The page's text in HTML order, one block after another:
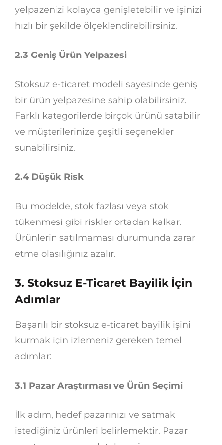
yelpazenizi kolayca genişletebilir ve işinizi
hızlı bir şekilde ölçeklendirebilirsiniz.
2.3 Geniş Ürün Yelpazesi
Stoksuz e-ticaret modeli sayesinde geniş
bir ürün yelpazesine sahip olabilirsiniz.
Farklı kategorilerde birçok ürünü satabilir
ve müşterilerinize çeşitli seçenekler
sunabilirsiniz.
2.4 Düşük Risk
Bu modelde, stok fazlası veya stok
tükenmesi gibi riskler ortadan kalkar.
Ürünlerin satılmaması durumunda zarar
etme olasılığınız azalır.
3. Stoksuz E-Ticaret Bayilik İçin
Adımlar
Başarılı bir stoksuz e-ticaret bayilik işini
kurmak için izlemeniz gereken temel
adımlar:
3.1 Pazar Araştırması ve Ürün Seçimi
İlk adım, hedef pazarınızı ve satmak
istediğiniz ürünleri belirlemektir. Pazar